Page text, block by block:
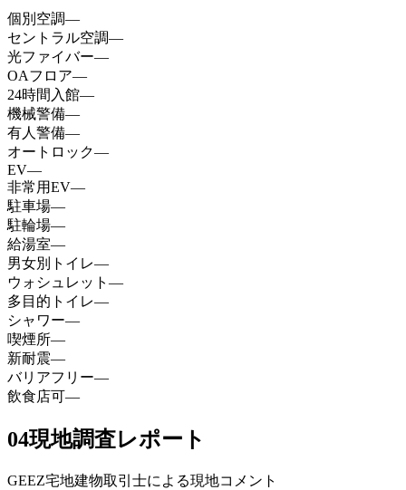
個別空調—
セントラル空調—
光ファイバー—
OAフロア—
24時間入館—
機械警備—
有人警備—
オートロック—
EV—
非常用EV—
駐車場—
駐輪場—
給湯室—
男女別トイレ—
ウォシュレット —
多目的トイレ—
シャワー—
喫煙所—
新耐震—
バリアフリー—
飲食店可—
04現地調査レポート
GEEZ宅地建物取引士による現地コメント